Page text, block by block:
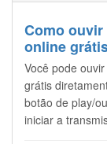
Como ouvir
online
Você pode
grátis
botão de play/
iniciar a